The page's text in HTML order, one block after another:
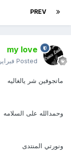
PREV
my love
Posted فبراير 21, 2008
ماتجوفين شر يالغاليه
وحمدالله على السلامه
ونورتي المنتدى